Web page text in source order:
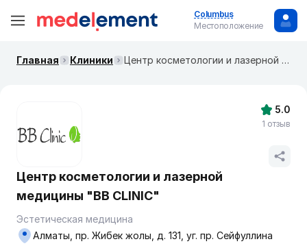
Columbus
Местоположение
Главная Клиники Центр косметологии и лазерной медицины "BB CLINIC"
Центр косметологии и лазерной
медицины "BB CLINIC"
Эстетическая медицина
Алматы, пр. Жибек жолы, д. 131, уг. пр. Сейфуллина
5.0
1 отзыв